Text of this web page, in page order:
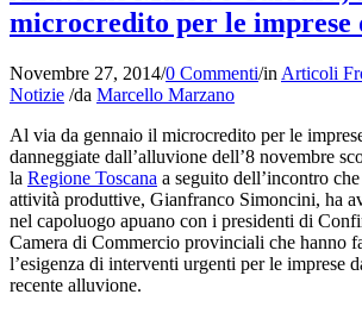
microcredito per le imprese
Novembre 27, 2014/0 Commenti/in Articoli
Notizie /da Marcello Marzano
Al via da gennaio il microcredito per le
danneggiate dall’alluvione dell’8 novembre
la Regione Toscana a seguito dell’incontro che
attività produttive, Gianfranco Simoncini, ha
nel capoluogo apuano con i presidenti di
Camera di Commercio provinciali che hanno
l’esigenza di interventi urgenti per le imprese
recente alluvione.